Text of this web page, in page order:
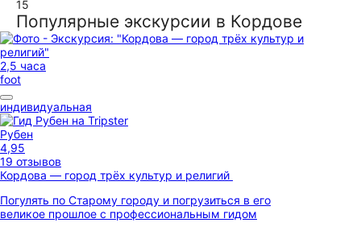
15
Популярные экскурсии в Кордове
2,5 часа
foot
индивидуальная
Рубен
4,95
19 отзывов
Кордова — город трёх культур и религий
Погулять по Старому городу и погрузиться в его
великое прошлое с профессиональным гидом